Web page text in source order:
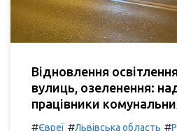
Відновлення
вулиць, озеленення:
працівники
#Євреї #Львівська область #